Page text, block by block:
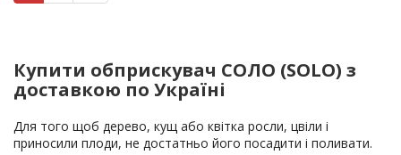
Купити обприскувач СОЛО (SOLO) з
доставкою по Україні
Для того щоб дерево, кущ або квітка росли, цвіли і
приносили плоди, не достатньо його посадити і поливати.